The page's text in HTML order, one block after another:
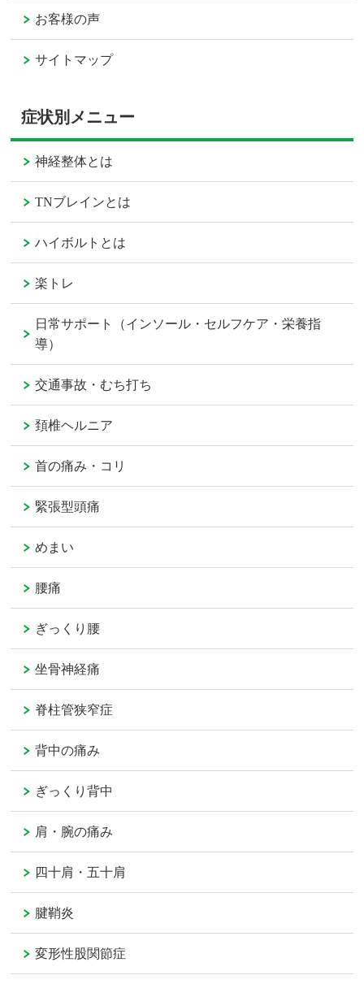
お客様の声
サイトマップ
症状別メニュー
神経整体とは
TNブレインとは
ハイボルトとは
楽トレ
日常サポート（インソール・セルフケア・栄養指
導）
交通事故・むち打ち
頚椎ヘルニア
首の痛み・コリ
緊張型頭痛
めまい
腰痛
ぎっくり腰
坐骨神経痛
脊柱管狭窄症
背中の痛み
ぎっくり背中
肩・腕の痛み
四十肩・五十肩
腱鞘炎
変形性股関節症